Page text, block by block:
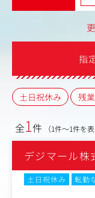
指
土日祝休み 残
全1件 （1件～1件を表
デジマール株
土日祝休み 転勤